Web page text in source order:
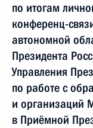
по итогам
конференц-
автономной
Президента
Управления
по работе с
и организаций
в Приёмной